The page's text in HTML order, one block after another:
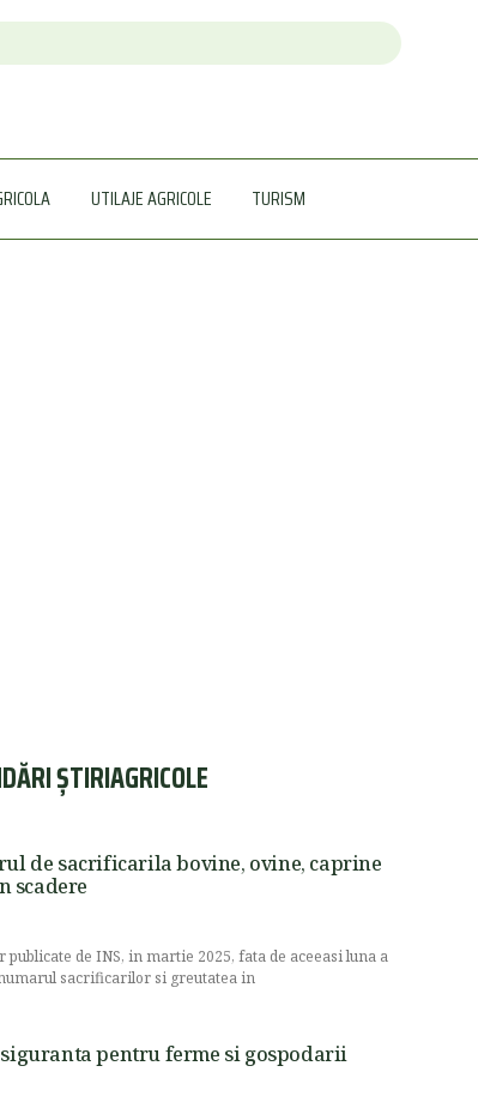
UTILAJE AGRICOLE TURISM
ȘTIRIAGRICOLE
de sacrificarila bovine, ovine, caprine
scadere
publicate de INS, in martie 2025, fata de aceeasi luna a
sacrificarilor si greutatea in
pentru ferme si gospodarii